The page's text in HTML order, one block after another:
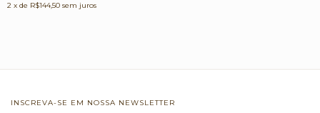
2 x de R$144,50 sem juros
INSCREVA-SE EM NOSSA NEWSLETTER